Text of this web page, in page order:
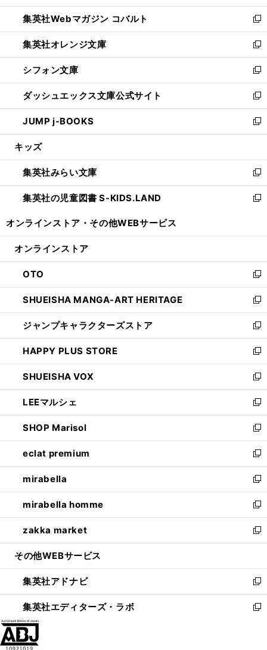
開
く
ウ
で
開
く
ン
ド
ウ
で
開
く
ウ
ィ
ン
ド
ウ
で
開
く
集英社Webマガジン コバルト
新
し
い
ウ
ィ
ン
ド
ウ
で
開
集英社オレンジ文庫
新
し
い
ウ
ィ
ン
ド
ウ
開
く
シフォン文庫
新
し
い
ウ
ィ
ン
ウ
で
開
く
ダッシュエックス文庫公式サイト
新
し
い
ウ
ン
ド
ウ
で
JUMP j-BOOKS
新
し
ウ
ィ
ン
ド
開
キッズ
集英社みらい文庫
新
し
い
ン
ウ
で
開
く
集英社の児童図書 S-KIDS.LAND
新
ウ
ン
ド
ウ
で
開
く
オンラインストア・ その他WEBサービス
オンラインストア
OTO
新
し
い
ウ
ィ
ン
ド
ウ
で
開
く
SHUEISHA MANGA-ART HERITAGE
新
し
い
ウ
ィ
ン
ド
ウ
で
開
く
ジャンプキャラクターズストア
新
し
い
ウ
ィ
ン
ド
ウ
で
開
く
HAPPY PLUS STORE
新
し
い
ウ
ィ
ン
ド
ウ
で
開
く
SHUEISHA VOX
新
し
い
ウ
ィ
ン
ド
ウ
で
開
く
LEEマルシェ
新
し
い
ウ
ィ
ン
ド
ウ
で
開
く
SHOP Marisol
新
し
い
ウ
ィ
ン
ド
ウ
で
開
eclat premium
新
し
い
ウ
ィ
ン
ド
ウ
開
く
mirabella
新
し
い
ウ
ィ
ン
ウ
で
開
く
mirabella homme
新
し
い
ウ
ン
ド
ウ
で
zakka market
新
し
ウ
ィ
ン
ド
その他WEBサービス
集英社アドナビ
新
し
い
集英社エディターズ・ラボ
新